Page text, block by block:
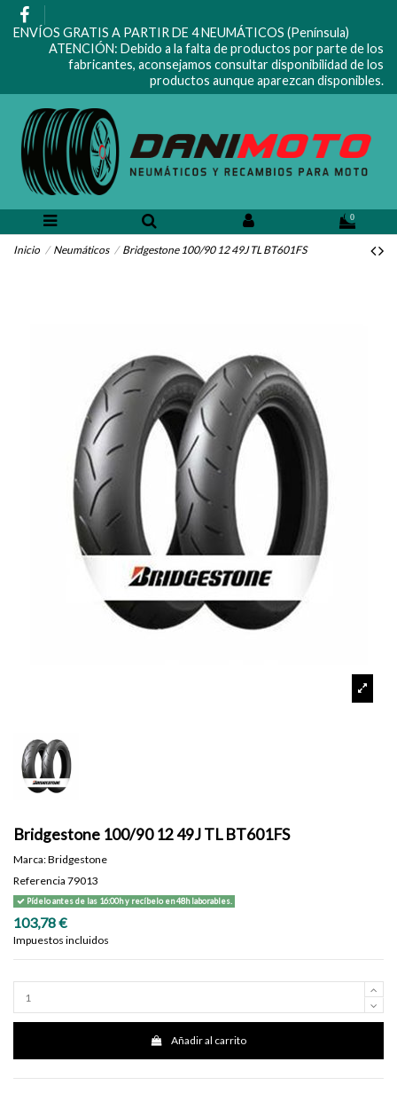
ENVÍOS GRATIS A PARTIR DE 4 NEUMÁTICOS (Península)
ATENCIÓN: Debido a la falta de productos por parte de los
fabricantes, aconsejamos consultar disponibilidad de los
productos aunque aparezcan disponibles.
0
Inicio Neumáticos Bridgestone 100/90 12 49J TL BT601FS
Bridgestone 100/90 12 49J TL BT601FS
Marca:Bridgestone
Referencia 79013
Pídelo antes de las 16:00h y recíbelo en 48h laborables.
103,78 €
Impuestos incluidos
Añadir al carrito